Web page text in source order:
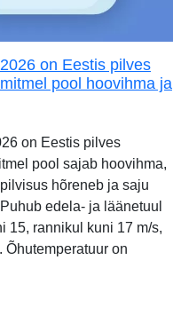
on Eestis pilves
pool hoovihma ja
on Eestis pilves
pool sajab hoovihma,
hõreneb ja saju
edela- ja läänetuul
15, rannikul kuni 17 m/s,
Õhutemperatuur on